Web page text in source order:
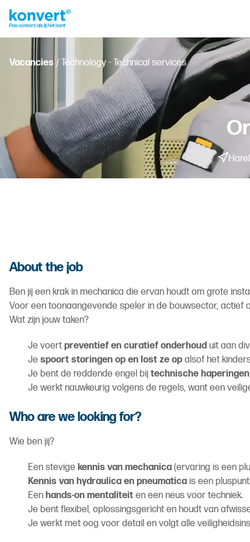
Vacancies / Technology - Technical services
About the job
Ben jij een krak in mechanica die ervan houdt om grote
Voor een toonaangevende speler in de bouwsector, actief
Wat zijn jouw taken?
Je voert preventief en curatief onderhoud uit aan
Je spoort storingen op en lost ze op alsof het
Je bent de reddende engel bij technische haperingen
Je werkt nauwkeurig volgens de regels, want een
Who are we looking for?
Wie ben jij?
Een stevige kennis van mechanica (ervaring is een
Kennis van hydraulica en pneumatica is een pluspunt.
Een hands-on mentaliteit en een neus voor techniek.
Je bent flexibel, oplossingsgericht en houdt van
Je werkt met oog voor detail en volgt alle